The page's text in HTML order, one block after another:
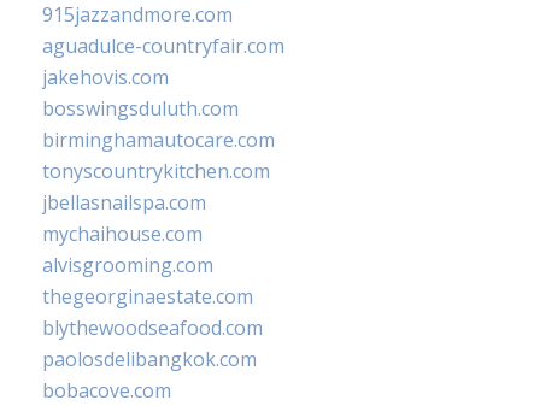
915jazzandmore.com
aguadulce-countryfair.com
jakehovis.com
bosswingsduluth.com
birminghamautocare.com
tonyscountrykitchen.com
jbellasnailspa.com
mychaihouse.com
alvisgrooming.com
thegeorginaestate.com
blythewoodseafood.com
paolosdelibangkok.com
bobacove.com